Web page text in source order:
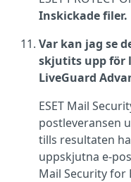
Inskickade filer.
Var kan jag se
skjutits upp för
LiveGuard
ESET Mail
postleveransen
tills resultaten
uppskjutna e-
Mail Security for